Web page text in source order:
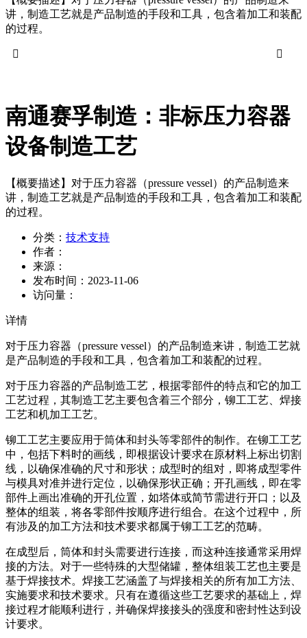
讲，制造工艺就是产品制造的手段和工具，包含着加工和装配
的过程。


南通赛孚制造：非标压力容器
设备制造工艺
【概要描述】 对于压力容器（pressure vessel）的产品制造来
讲，制造工艺就是产品制造的手段和工具，包含着加工和装配
的过程。
分类： 技术支持
作者：
来源：
发布时间： 2023-11-06
访问量：
详情
对于压力容器（pressure vessel）的产品制造来讲，制造工艺就
是产品制造的手段和工具，包含着加工和装配的过程。
对于压力容器的产品制造工艺，根据零部件的特点和它的加工
工艺过程，其制造工艺主要包含着三个部分，铆工工艺、焊接
工艺和机加工工艺。
铆工工艺主要应用于筒体和封头等零部件的制作。在铆工工艺
中，包括下料时的画线，即根据设计要求在原材料上标出切割
线，以确保准确的尺寸和形状；成型时的组对，即将成型零件
与模具对准并进行定位，以确保形状正确；开孔画线，即在零
部件上画出准确的开孔位置，如塔体或简节需进行开口；以及
整体的组装，将各零部件按顺序进行组合。在这个过程中，所
有涉及的加工方法和技术要求都属于铆工工艺的范畴。
在成型后，筒体和封头需要进行连接，而这种连接通常采用焊
接的方法。对于一些特殊的大型储罐，整体组装工艺也主要是
基于焊接技术。焊接工艺涵盖了与焊接相关的所有加工方法、
实施要求和技术要求。只有在遵循这些工艺要求的基础上，焊
接过程才能顺利进行，并确保焊接接头的强度和密封性达到设
计要求。